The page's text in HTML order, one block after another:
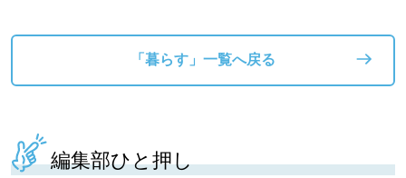
「暮らす」一覧へ戻る
編集部ひと押し